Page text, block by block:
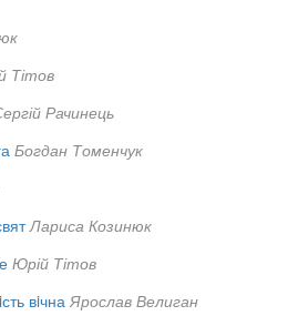
Тітов
Рачинець
Богдан Томенчук
Лариса Козинюк
Юрій Тітов
вiчна Ярослав Велиган